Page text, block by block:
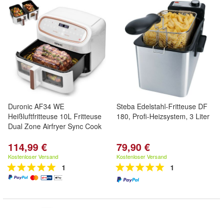
Duronic AF34 WE
Heißluftfritteuse 10L Fritteuse
Dual Zone Airfryer Sync Cook
114,99 €
Kostenloser Versand
1
Steba Edelstahl-Fritteuse DF
180, Profi-Heizsystem, 3 Liter
79,90 €
Kostenloser Versand
1